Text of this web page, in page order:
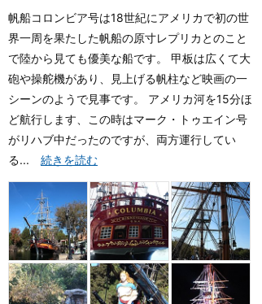
帆船コロンビア号は18世紀にアメリカで初の世
界一周を果たした帆船の原寸レプリカとのこと
で陸から見ても優美な船です。 甲板は広くて大
砲や操舵機があり、見上げる帆柱など映画の一
シーンのようで見事です。 アメリカ河を15分ほ
ど航行します、この時はマーク・トゥエイン号
がリハブ中だったのですが、両方運行してい
る... 続きを読む